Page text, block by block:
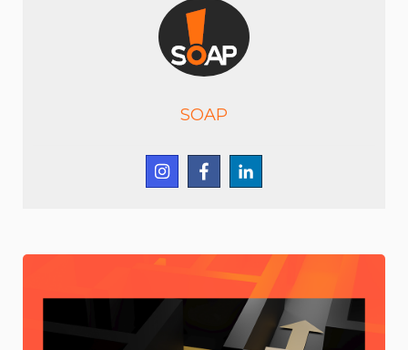
SOAP